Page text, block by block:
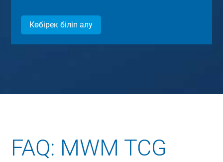
Көбірек біліп алу
FAQ: MWM TCG